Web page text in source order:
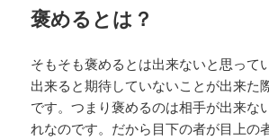
褒めるとは？
そもそも褒めるとは出来ないと思って
出来ると期待していないことが出来た
です。つまり褒めるのは相手が出来な
れなのです。だから目下の者が目上の